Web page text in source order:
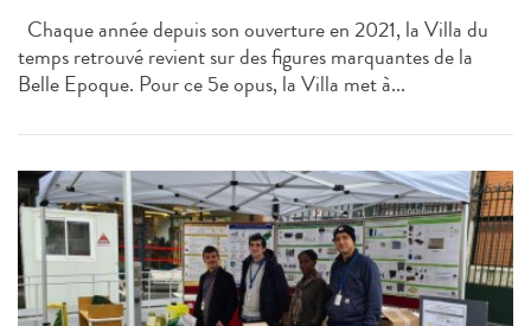
Chaque année depuis son ouverture en 2021, la Villa du
temps retrouvé revient sur des figures marquantes de la
Belle Epoque. Pour ce 5e opus, la Villa met à...